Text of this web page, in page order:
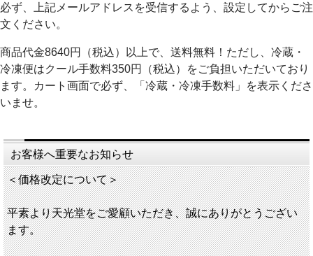
必ず、上記メールアドレスを受信するよう、設定してからご注
文ください。
商品代金8640円（税込）以上で、送料無料！ただし、冷蔵・
冷凍便はクール手数料350円（税込）をご負担いただいており
ます。カート画面で必ず、「冷蔵・冷凍手数料」を表示くださ
いませ。
お客様へ重要なお知らせ
＜価格改定について＞
平素より天光堂をご愛顧いただき、誠にありがとうござい
ます。